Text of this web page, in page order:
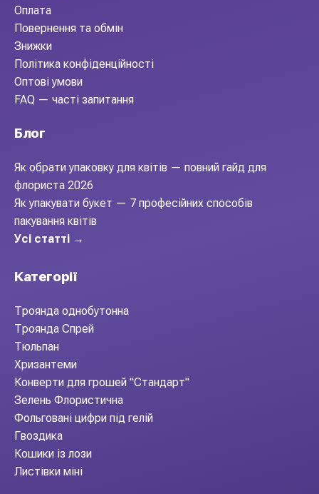
Оплата
Повернення та обмін
Знижки
Політика конфіденційності
Оптові умови
FAQ — часті запитання
Блог
Як обрати упаковку для квітів — повний гайд для
флориста 2026
Як упакувати букет — 7 професійних способів
пакування квітів
Усі статті →
Категорії
Троянда однобутонна
Троянда Спрей
Тюльпан
Хризантеми
Конверти для грошей "Стандарт"
Зелень Флористична
Фольговані цифри під гелій
Гвоздика
Кошики із лози
Листівки міні